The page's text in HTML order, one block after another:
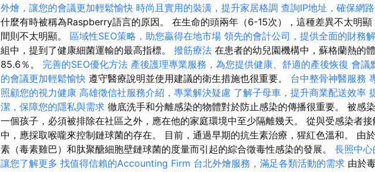
外燴，讓您的會議更加輕鬆愉快 時尚且實用的裝潢，提升家居格調 查詢IP地址，確保網
什麼有時被稱為Raspberry語言的原因。 在生命的頭兩年（6-15次），這種差異不太明
間則不太明顯。 區域性SEO策略，助您贏得在地市場 領先的會計公司，提供全面的財務
組中，提到了健康細菌運輸的最高指標。 撥筋療法 在患者的幼兒園機構中，蘇格蘭熱的
85.6％。 完善的SEO優化方法 產後護理專業服務，為您提供健康、舒適的產後恢復 會議
的會議更加輕鬆愉快 遵守醫療說明並使用建議的衛生措施也很重要。 台中整骨神醫服務
照顧您的視力健康 高雄徵信社服務介紹，專業解決疑慮 了解子母車，提升商業配送效率
潔，保障您的隱私與需求 徹底洗手和分離感染的物體對於防止感染的傳播很重要。 被感
一個孩子，必須被排除在社區之外，應在他的家庭環境中至少隔離幾天。 從與受感染者接
中，應採取喉嚨來控制鏈球菌的存在。 目前，通過早期的抗生素治療，猩紅色溫和。 由
素（毒素雞巴）和肽聚醣細胞壁鏈球菌的度量而引起的綜合徵毒性感染的發展。 長照中心
讓您了解更多 找值得信賴的Accounting Firm 台北外燴服務，滿足各類活動的需求 由於